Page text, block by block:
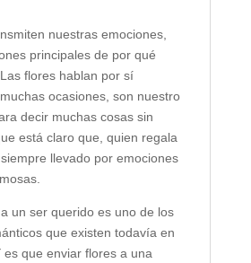
nuestras emociones,
principales de por qué
flores hablan por sí
ocasiones, son nuestro
decir muchas cosas sin
está claro que, quien regala
llevado por emociones
un ser querido es uno de los
que existen todavía en
es que enviar flores a una